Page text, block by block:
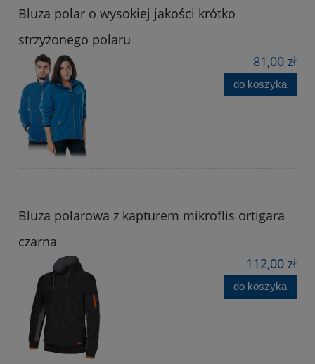
Bluza polar o wysokiej jakości krótko
strzyżonego polaru
81,00 zł
do koszyka
Bluza polarowa z kapturem mikroflis ortigara
czarna
112,00 zł
do koszyka